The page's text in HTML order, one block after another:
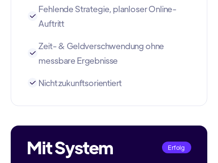
Fehlende Strategie, planloser Online-
Auftritt
Zeit- & Geldverschwendung ohne
messbare Ergebnisse
Nicht zukunftsorientiert
Mit System Erfolg